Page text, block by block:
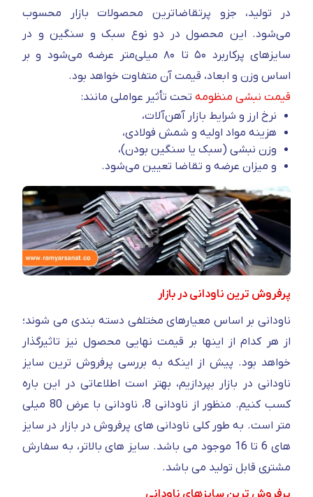
در تولید، جزو پرتقاضاترین محصولات بازار محسوب
می‌شود. این محصول در دو نوع سبک و سنگین و در
سایزهای پرکاربرد ۵۰ تا ۸۰ میلی‌متر عرضه می‌شود و بر
اساس وزن و ابعاد، قیمت آن متفاوت خواهد بود.
قیمت نبشی منظومه تحت تأثیر عواملی مانند:
نرخ ارز و شرایط بازار آهن‌آلات،
هزینه مواد اولیه و شمش فولادی،
وزن نبشی (سبک یا سنگین بودن)،
و میزان عرضه و تقاضا تعیین می‌شود.
پرفروش ترین ناودانی در بازار
ناودانی بر اساس معیارهای مختلفی دسته بندی می شوند؛
از هر کدام از اینها بر قیمت نهایی محصول نیز تاثیرگذار
خواهد بود. پیش از اینکه به بررسی پرفروش ترین سایز
ناودانی در بازار بپردازیم، بهتر است اطلاعاتی در این باره
کسب کنیم. منظور از ناودانی 8، ناودانی با عرض 80 میلی
متر است. به طور کلی ناودانی های پرفروش در بازار در سایز
های 6 تا 16 موجود می باشد. سایز های بالاتر، به سفارش
مشتری قابل تولید می باشد.
پرفروش ترین سایزهای ناودانی